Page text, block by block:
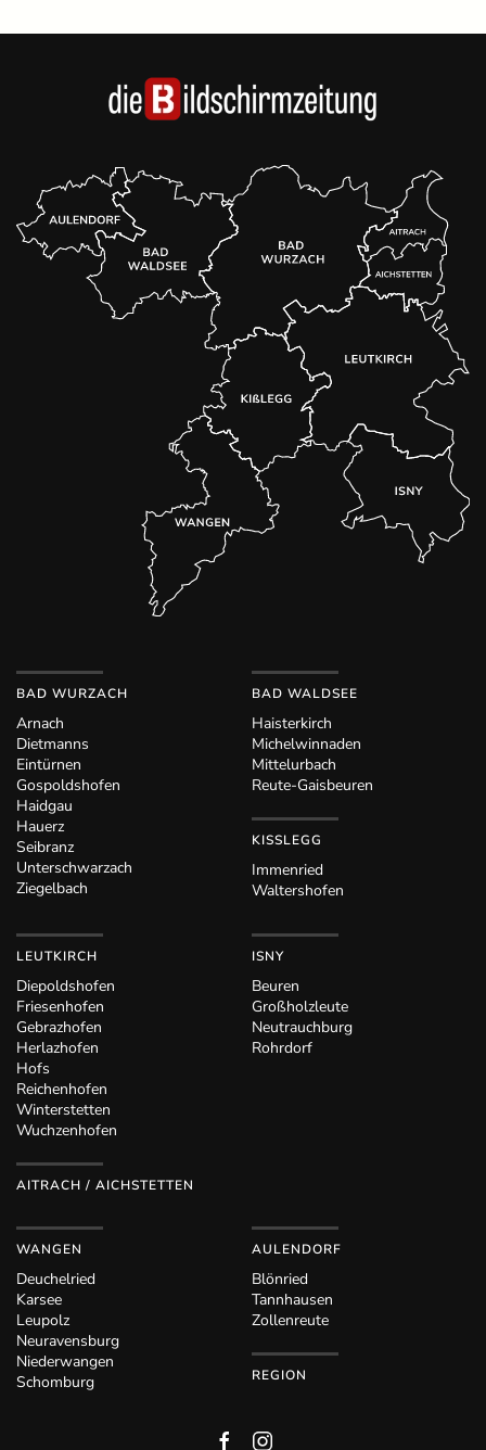
BAD WURZACH
Arnach
Dietmanns
Eintürnen
Gospoldshofen
Haidgau
Hauerz
Seibranz
Unterschwarzach
Ziegelbach
BAD WALDSEE
Haisterkirch
Michelwinnaden
Mittelurbach
Reute-Gaisbeuren
KISSLEGG
Immenried
Waltershofen
LEUTKIRCH
Diepoldshofen
Friesenhofen
Gebrazhofen
Herlazhofen
Hofs
Reichenhofen
Winterstetten
Wuchzenhofen
AITRACH / AICHSTETTEN
ISNY
Beuren
Großholzleute
Neutrauchburg
Rohrdorf
WANGEN
Deuchelried
Karsee
Leupolz
Neuravensburg
Niederwangen
Schomburg
AULENDORF
Blönried
Tannhausen
Zollenreute
REGION